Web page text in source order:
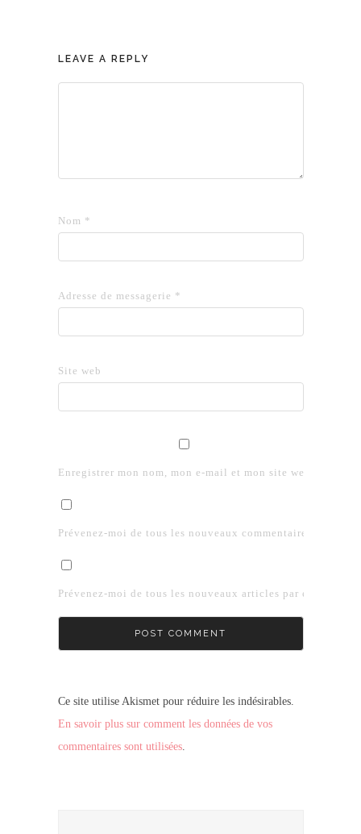
LEAVE A REPLY
Nom *
Adresse de messagerie *
Site web
Enregistrer mon nom, mon e-mail et mon site web dans le
Prévenez-moi de tous les nouveaux commentaires par e-
Prévenez-moi de tous les nouveaux articles par e-mail.
Ce site utilise Akismet pour réduire les indésirables.
En savoir plus sur comment les données de vos
commentaires sont utilisées.